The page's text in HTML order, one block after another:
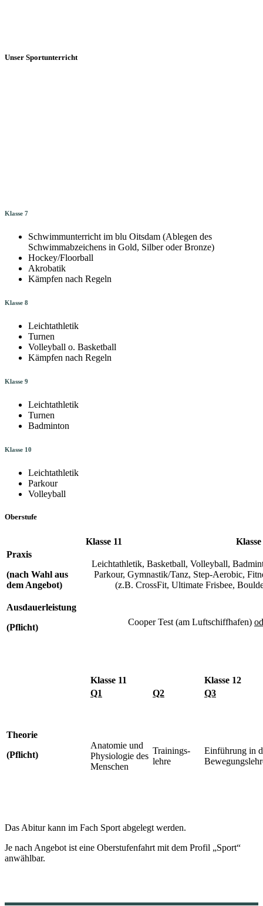
Unser Sportunterricht
Klasse 7
Schwimmunterricht im blu Oitsdam (Ablegen des
Schwimmabzeichens in Gold, Silber oder Bronze)
Hockey/Floorball
Akrobatik
Kämpfen nach Regeln
Klasse 8
Leichtathletik
Turnen
Volleyball o. Basketball
Kämpfen nach Regeln
Klasse 9
Leichtathletik
Turnen
Badminton
Klasse 10
Leichtathletik
Parkour
Volleyball
Oberstufe
Klasse 11
Klasse
Praxis
(nach Wahl aus
dem Angebot)
Leichtathletik, Basketball, Volleyball,
Parkour, Gymnastik/Tanz, Step-Aerobic,
(z.B. CrossFit, Ultimate Frisbee,
Ausdauerleistung
(Pflicht)
Cooper Test (am Luftschiffhafen)
Klasse 11 Klasse 12
Theorie
(Pflicht)
Q1 Q2 Q3
Anatomie und
Physiologie des
Menschen
Trainings-
lehre
Einführung in
Das Abitur kann im Fach Sport abgelegt werden.
Je nach Angebot ist eine Oberstufenfahrt mit dem Profil „Sport“
anwählbar.